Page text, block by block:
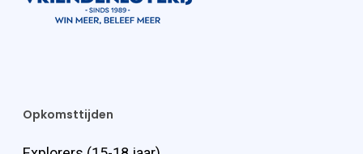
Opkomsttijden